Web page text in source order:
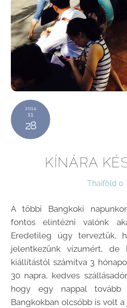
2014
11
28
KÍNÁRA
Thaiföld 0
A többi Bangkoki
fontos elintézni valónk
Eredetileg úgy terveztük,
jelentkezünk vízumért,
kiállítástól számítva 3
30 napra, kedves
hogy egy nappal tovább
Bangkokban olcsóbb is volt